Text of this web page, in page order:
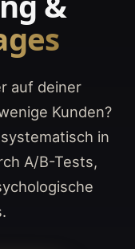
auf deiner
Kunden?
in
A/B-Tests,